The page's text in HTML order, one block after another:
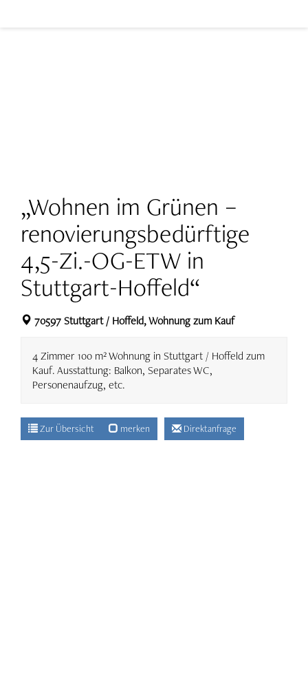
Immobilien verkaufen
Immobilien kaufen
Fachwissen & Tipps
Unternehmen
„Wohnen im Grünen –
renovierungsbedürftige
4,5-Zi.-OG-ETW in
Stuttgart-Hoffeld“
70597 Stuttgart / Hoffeld, Wohnung zum Kauf
4 Zimmer 100 m² Wohnung in Stuttgart / Hoffeld zum
Kauf. Ausstattung: Balkon, Separates WC,
Personenaufzug, etc.
Zur Übersicht merken Direktanfrage